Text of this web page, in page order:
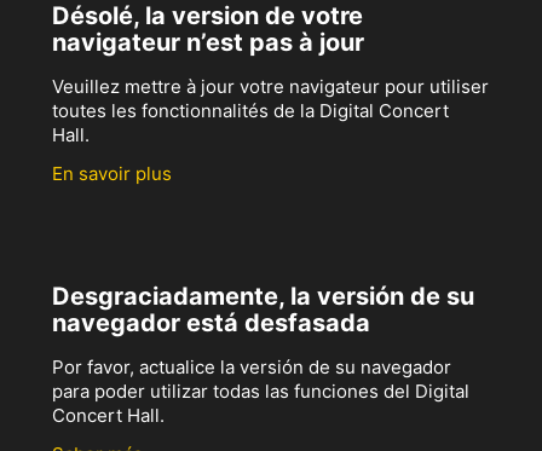
Désolé, la version de votre
navigateur n’est pas à jour
Veuillez mettre à jour votre navigateur pour utiliser
toutes les fonctionnalités de la Digital Concert
Hall.
En savoir plus
Desgraciadamente, la versión de su
navegador está desfasada
Por favor, actualice la versión de su navegador
para poder utilizar todas las funciones del Digital
Concert Hall.